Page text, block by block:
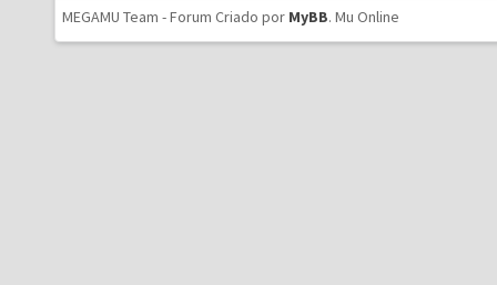
MEGAMU Team - Forum Criado por MyBB. Mu Online